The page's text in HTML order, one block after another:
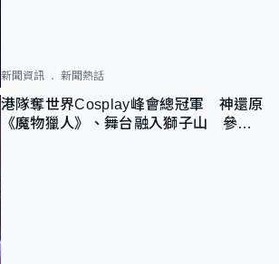
新聞資訊 新聞熱話
港隊奪世界Cosplay峰會總冠軍 神還原
《魔物獵人》、舞台融入獅子山 參賽